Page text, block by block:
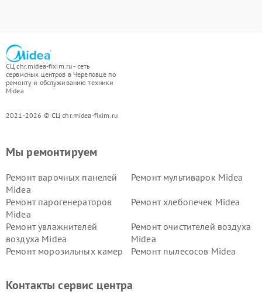
СЦ chr.midea-fixim.ru - сеть
сервисных центров в Череповце по
ремонту и обслуживанию техники
Midea
2021-2026 © СЦ chr.midea-fixim.ru
Мы ремонтируем
Ремонт варочных панелей
Midea
Ремонт мультиварок Midea
Ремонт парогенераторов
Midea
Ремонт хлебопечек Midea
Ремонт увлажнителей
воздуха Midea
Ремонт очистителей воздуха
Midea
Ремонт морозильных камер
Ремонт пылесосов Midea
пылесосов Midea
Контакты сервис центра